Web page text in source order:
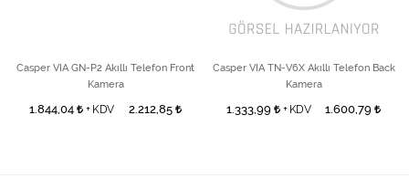
Casper VIA GN-P2 Akıllı Telefon Front
Kamera
1.844,04 + KDV 2.212,85
Casper VIA TN-V6X Akıllı Telefon Back
Kamera
1.333,99 + KDV 1.600,79